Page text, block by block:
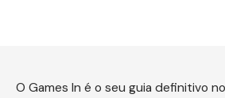
O Games In é o seu guia definitivo